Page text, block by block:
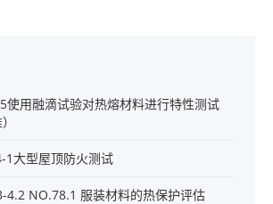
使用融滴试验对热熔材料进行特性测试
1大型屋顶防火测试
4.2 NO.78.1 服装材料的热保护评估